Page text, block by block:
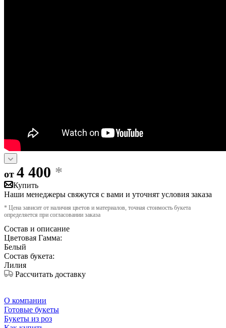
от 4 400 *
Купить
Наши менеджеры свяжутся с вами и уточнят условия заказа
* Цена зависит от наличия цветов и материалов, точная стоимость букета
определяется при согласовании заказа
Состав и описание
Цветовая Гамма:
Белый
Состав букета:
Лилия
Рассчитать доставку
О компании
Готовые букеты
Букеты из роз